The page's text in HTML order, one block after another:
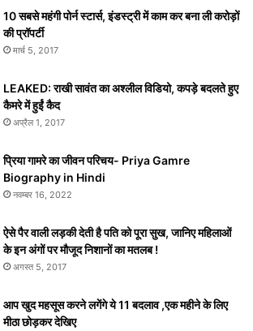
10 सबसे महंगी पोर्न स्टार्स, इंडस्ट्री में काम कर बना ली करोड़ों
की प्रॉपर्टी
मार्च 5, 2017
LEAKED: राखी सावंत का अश्लील विडियो, कपड़े बदलते हुए
कैमरे में हुईं कैद
अप्रैल 1, 2017
प्रिया गामरे का जीवन परिचय- Priya Gamre
Biography in Hindi
नवम्बर 16, 2022
ऐसे पैर वाली लड़की देती है पति को पूरा सुख, जानिए महिलाओं
के इन अंगों पर मौजूद निशानों का मतलब !
अगस्त 5, 2017
आप खुद महसूस करने लगेंगे ये 11 बदलाव ,एक महीने के लिए
मीठा छोड़कर देखिए